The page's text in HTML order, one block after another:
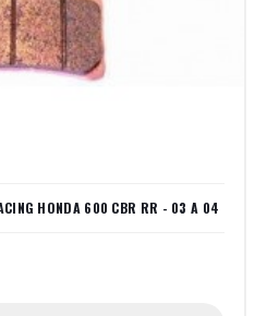
HONDA 600 CBR RR - 03 A 04